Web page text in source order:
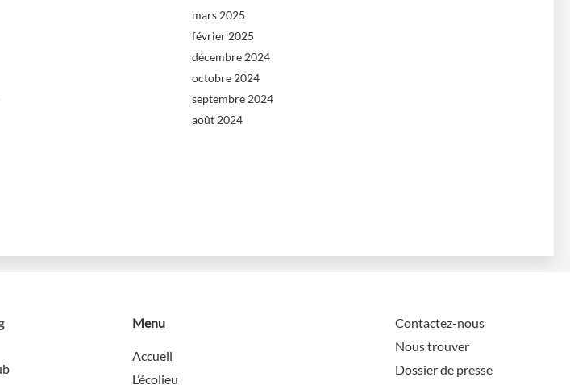
mars 2025
février 2025
décembre 2024
octobre 2024
septembre 2024
août 2024
Menu
Accueil
L’écolieu
Contactez-nous
Nous trouver
Dossier de presse